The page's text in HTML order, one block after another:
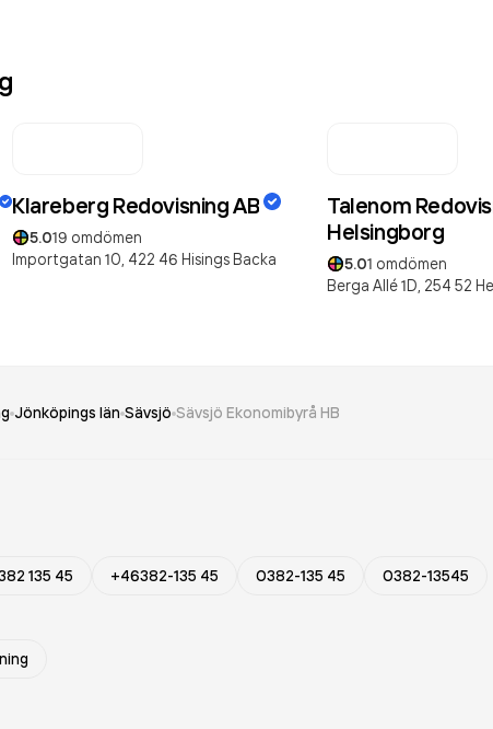
Klareberg Redovisning AB
5.019 omdömen
Importgatan 10, 422 46 Hisings Backa
Talenom
Helsingborg
5.01 omdömen
Berga Allé 1D, 254 52
Jönköpings län Sävsjö Sävsjö Ekonomibyrå HB
135 45 +46382-135 45 0382-135 45 0382-13545